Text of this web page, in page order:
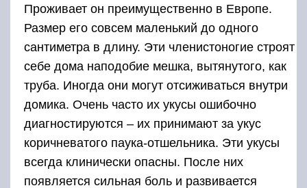
Проживает он преимущественно в Европе.
Размер его совсем маленький до одного
сантиметра в длину. Эти членистоногие строят
себе дома наподобие мешка, вытянутого, как
труба. Иногда они могут отсиживаться внутри
домика. Очень часто их укусы ошибочно
диагностируются – их принимают за укус
коричневатого паука-отшельника. Эти укусы
всегда клинически опасны. После них
появляется сильная боль и развивается